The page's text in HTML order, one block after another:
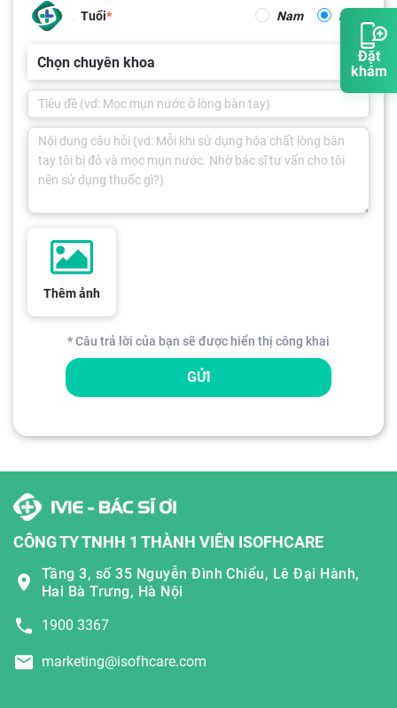
Đặt
khám
Tuổi Nam Nữ
Chọn chuyên khoa
Thêm ảnh
* Câu trả lời của bạn sẽ được hiển thị công khai
GỬI
CÔNG TY TNHH 1 THÀNH VIÊN ISOFHCARE
Tầng 3, số 35 Nguyễn Đình Chiểu, Lê Đại Hành,
Hai Bà Trưng, Hà Nội
1900 3367
marketing@isofhcare.com